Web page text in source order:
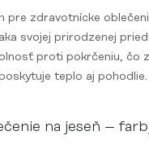
pre zdravotnícke
svojej prirodzenej
proti pokrčeniu, čo
teplo aj pohodlie.
na jeseň –